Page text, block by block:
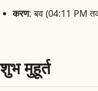
करण: बव (04:11 PM
शुभ मुहूर्त